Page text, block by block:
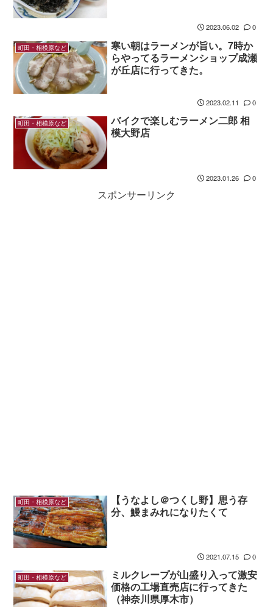
2023.06.02 0
町田・相模原など
寒い朝はラーメンが旨い。7時か
らやってるラーメンショップ成瀬
が丘店に行ってきた。
2023.02.11 0
町田・相模原など
バイクで楽しむラーメン二郎 相
模大野店
2023.01.26 0
スポンサーリンク
町田・相模原など
【うなよし＠つくし野】思う存
分、鰻まみれになりたくて
2021.07.15 0
町田・相模原など
ミルクレープが山盛り入って激安
価格の工場直売店に行ってきた
（神奈川県厚木市）